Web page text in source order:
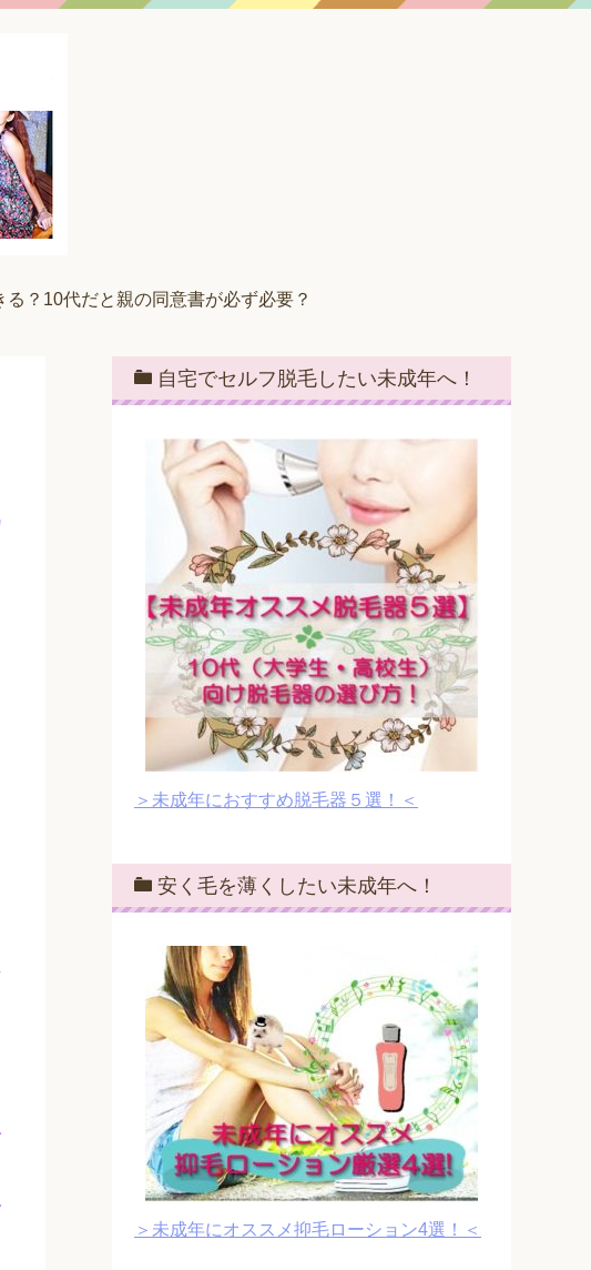
？10代だと親の同意書が必ず必要？
自宅でセルフ脱毛したい未成年へ！
＞未成年におすすめ脱毛器５選！＜
安く毛を薄くしたい未成年へ！
＞未成年にオススメ抑毛ローション4選！＜